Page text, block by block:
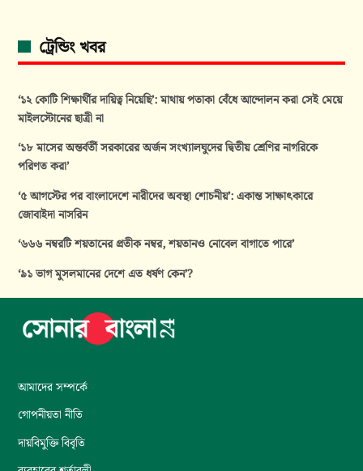
ট্রেন্ডিং খবর
‘১২ কোটি শিক্ষার্থীর দায়িত্ব নিয়েছি’: মাথায় পতাকা বেঁধে আন্দোলন করা সেই মেয়ে
মাইলস্টোনের ছাত্রী না
‘১৮ মাসের অন্তর্বর্তী সরকারের অর্জন সংখ্যালঘুদের দ্বিতীয় শ্রেণির নাগরিকে
পরিণত করা’
‘৫ আগস্টের পর বাংলাদেশে নারীদের অবস্থা শোচনীয়’: একান্ত সাক্ষাৎকারে
জোবাইদা নাসরিন
‘৬৬৬ নম্বরটি শয়তানের প্রতীক নম্বর, শয়তানও নোবেল বাগাতে পারে’
‘৯১ ভাগ মুসলমানের দেশে এত ধর্ষণ কেন’?
আমাদের সম্পর্কে
গোপনীয়তা নীতি
দায়বিমুক্তি বিবৃতি